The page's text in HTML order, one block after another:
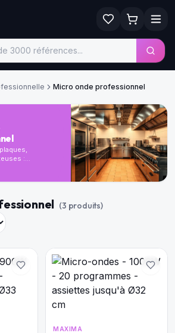
Micro onde professionnel
:
(3 produits)
MAXIMA